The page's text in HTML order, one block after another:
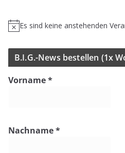
H
e
Es sind keine anstehenden
B.I.G.-News bestel­len (1x
Vorname*
Nachname*